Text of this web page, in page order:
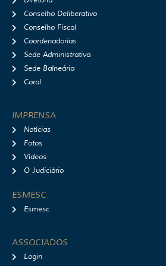
Conselho Deliberativo
Conselho Fiscal
Coordenadorias
Sede Administrativa
Sede Balneária
Coral
IMPRENSA
Notícias
Fotos
Vídeos
O Judiciário
ESMESC
Esmesc
ASSOCIADOS
Login